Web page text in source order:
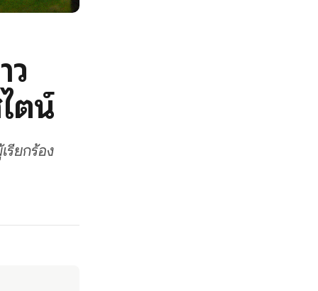
ว
ตน์
รียกร้อง